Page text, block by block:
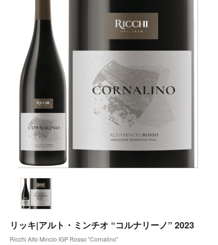
リッキ|アルト・ミンチオ “コルナリーノ” 2023
Ricchi Alto Mincio IGP Rosso "Cornalino"